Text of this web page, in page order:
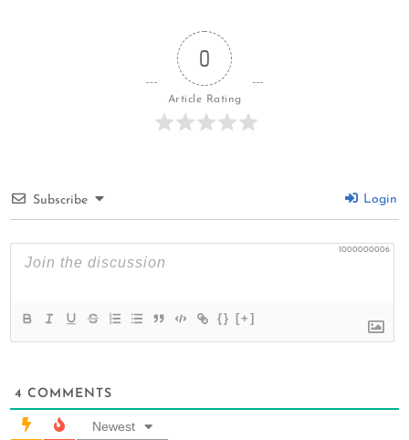
0
Article Rating
Subscribe Login
1000000006
{} [+]
4 COMMENTS
Newest